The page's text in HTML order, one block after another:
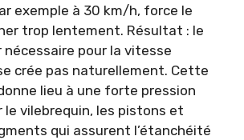
exemple à 30 km/h, force le
trop lentement. Résultat : le
pour la vitesse
crée pas naturellement. Cette
lieu à une forte pression
le vilebrequin, les pistons et
qui assurent l’étanchéité